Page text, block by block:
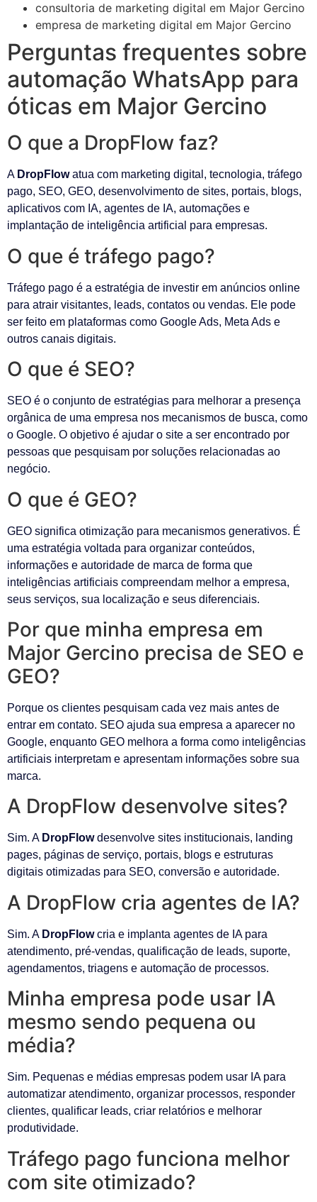
consultoria de marketing digital em Major Gercino
empresa de marketing digital em Major Gercino
Perguntas frequentes sobre
automação WhatsApp para
óticas em Major Gercino
O que a DropFlow faz?
A DropFlowatua com marketing digital, tecnologia, tráfego
pago, SEO, GEO, desenvolvimento de sites, portais, blogs,
aplicativos com IA, agentes de IA, automações e
implantação de inteligência artificial para empresas.
O que é tráfego pago?
Tráfego pago é a estratégia de investir em anúncios online
para atrair visitantes, leads, contatos ou vendas. Ele pode
ser feito em plataformas como Google Ads, Meta Ads e
outros canais digitais.
O que é SEO?
SEO é o conjunto de estratégias para melhorar a presença
orgânica de uma empresa nos mecanismos de busca, como
o Google. O objetivo é ajudar o site a ser encontrado por
pessoas que pesquisam por soluções relacionadas ao
negócio.
O que é GEO?
GEO significa otimização para mecanismos generativos. É
uma estratégia voltada para organizar conteúdos,
informações e autoridade de marca de forma que
inteligências artificiais compreendam melhor a empresa,
seus serviços, sua localização e seus diferenciais.
Por que minha empresa em
Major Gercino precisa de SEO e
GEO?
Porque os clientes pesquisam cada vez mais antes de
entrar em contato. SEO ajuda sua empresa a aparecer no
Google, enquanto GEO melhora a forma como inteligências
artificiais interpretam e apresentam informações sobre sua
marca.
A DropFlow desenvolve sites?
Sim. A DropFlowdesenvolve sites institucionais, landing
pages, páginas de serviço, portais, blogs e estruturas
digitais otimizadas para SEO, conversão e autoridade.
A DropFlow cria agentes de IA?
Sim. A DropFlowcria e implanta agentes de IA para
atendimento, pré-vendas, qualificação de leads, suporte,
agendamentos, triagens e automação de processos.
Minha empresa pode usar IA
mesmo sendo pequena ou
média?
Sim. Pequenas e médias empresas podem usar IA para
automatizar atendimento, organizar processos, responder
clientes, qualificar leads, criar relatórios e melhorar
produtividade.
Tráfego pago funciona melhor
com site otimizado?